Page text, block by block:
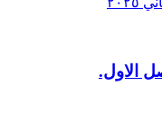
الاول.